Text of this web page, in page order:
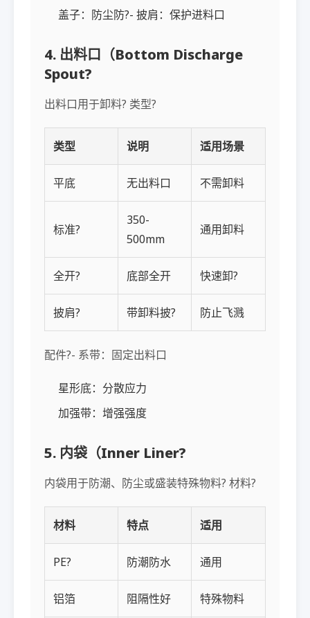
盖子：防尘防?- 披肩：保护进料口
4. 出料口（Bottom Discharge
Spout?
出料口用于卸料? 类型?
类型 说明 适用场景
平底 无出料口 不需卸料
标准?
350-
500mm
通用卸料
全开? 底部全开 快速卸?
披肩? 带卸料披? 防止飞溅
配件?- 系带：固定出料口
星形底：分散应力
加强带：增强强度
5. 内袋（Inner Liner?
内袋用于防潮、防尘或盛装特殊物料? 材料?
材料 特点 适用
PE? 防潮防水 通用
铝箔 阻隔性好 特殊物料